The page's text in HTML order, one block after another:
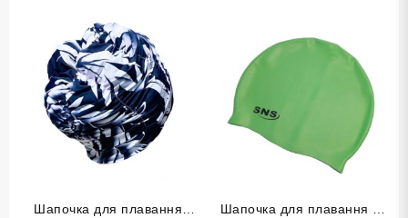
Шапочка для плавання Шапочка для плавання у